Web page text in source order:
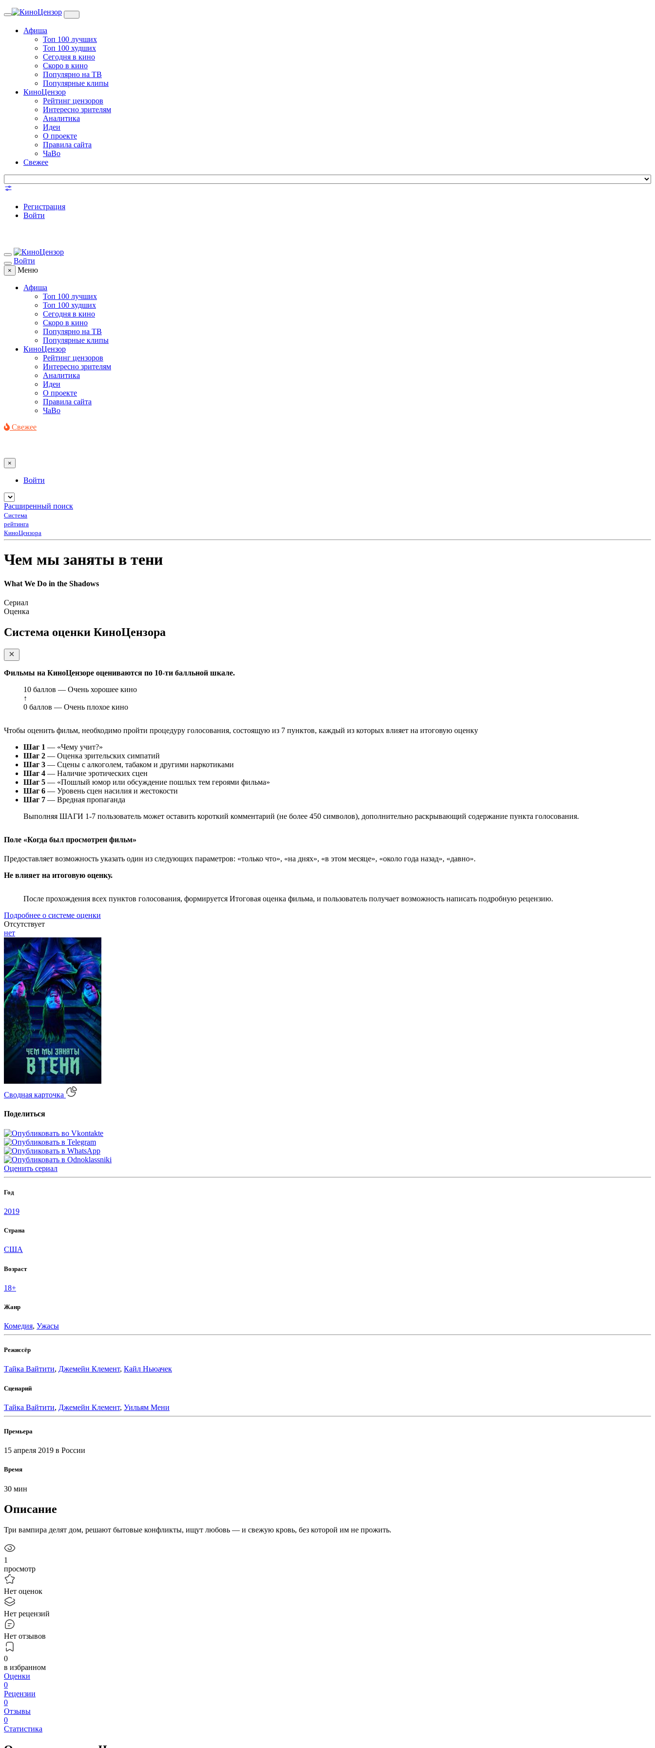
Toggle
Афиша
Топ 100 лучших
Топ 100 худших
Сегодня в кино
Скоро в кино
Популярно на ТВ
Популярные клипы
КиноЦензор
Рейтинг цензоров
Интересно зрителям
Аналитика
Идеи
О проекте
Правила сайта
ЧаВо
Свежее
Регистрация
Войти
Войти
× Меню
Афиша
Топ 100 лучших
Топ 100 худших
Сегодня в кино
Скоро в кино
Популярно на ТВ
Популярные клипы
КиноЦензор
Рейтинг цензоров
Интересно зрителям
Аналитика
Идеи
О проекте
Правила сайта
ЧаВо
Свежее
×
Войти
Расширенный поиск
Система
рейтинга
КиноЦензора
Чем мы заняты в тени
What We Do in the Shadows
Сериал
Оценка
Система оценки КиноЦензора
Фильмы на КиноЦензоре оцениваются по 10-ти балльной шкале.
10 баллов — Очень хорошее кино
↑
0 баллов — Очень плохое кино
Чтобы оценить фильм, необходимо пройти процедуру голосования, состоящую из 7 пунктов, каждый из которых влияет на итоговую оценку
Шаг 1 — «Чему учит?»
Шаг 2 — Оценка зрительских симпатий
Шаг 3 — Сцены с алкоголем, табаком и другими наркотиками
Шаг 4 — Наличие эротических сцен
Шаг 5 — «Пошлый юмор или обсуждение пошлых тем героями фильма»
Шаг 6 — Уровень сцен насилия и жестокости
Шаг 7 — Вредная пропаганда
Выполняя ШАГИ 1-7 пользователь может оставить короткий комментарий (не более 450 символов), дополнительно раскрывающий содержание пункта голосования.
Поле «Когда был просмотрен фильм»
Предоставляет возможность указать один из следующих параметров: «только что», «на днях», «в этом месяце», «около года назад», «давно».
Не влияет на итоговую оценку.
После прохождения всех пунктов голосования, формируется Итоговая оценка фильма, и пользователь получает возможность написать подробную рецензию.
Подробнее о системе оценки
Отсутствует
нет
Сводная карточка
Поделиться
Оценить сериал
Год
2019
Страна
США
Возраст
18+
Жанр
Комедия, Ужасы
Режиссёр
Тайка Вайтити, Джемейн Клемент, Кайл Ньюачек
Сценарий
Тайка Вайтити, Джемейн Клемент, Уильям Мени
Премьера
15 апреля 2019 в России
Время
30 мин
Описание
Три вампира делят дом, решают бытовые конфликты, ищут любовь — и свежую кровь, без которой им не прожить.
1
просмотр
Нет оценок
Нет рецензий
Нет отзывов
0
в избранном
Оценки
0
Рецензии
0
Отзывы
0
Статистика